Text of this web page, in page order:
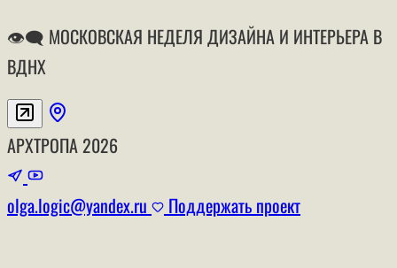
👁‍🗨 МОСКОВСКАЯ НЕДЕЛЯ ДИЗАЙНА И ИНТЕРЬЕРА В
ВДНХ
АРХТРОПА 2026
olga.logic@yandex.ru Поддержать проект